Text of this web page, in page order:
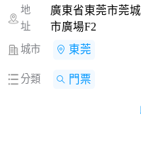
地
址
廣東省東莞市莞
市廣場F2
城市 東莞
分類 門票